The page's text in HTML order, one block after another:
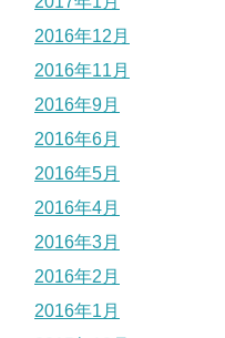
2016年12月
2016年11月
2016年9月
2016年6月
2016年5月
2016年4月
2016年3月
2016年2月
2016年1月